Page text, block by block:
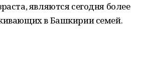
являются сегодня более
в Башкирии семей.